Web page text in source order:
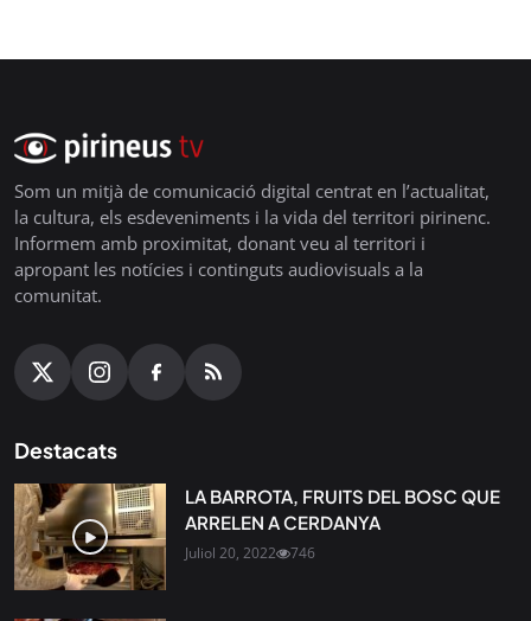
Som un mitjà de comunicació digital centrat en l’actualitat,
la cultura, els esdeveniments i la vida del territori pirinenc.
Informem amb proximitat, donant veu al territori i
apropant les notícies i continguts audiovisuals a la
comunitat.
Destacats
LA BARROTA, FRUITS DEL BOSC QUE
ARRELEN A CERDANYA
Juliol 20, 2022 746